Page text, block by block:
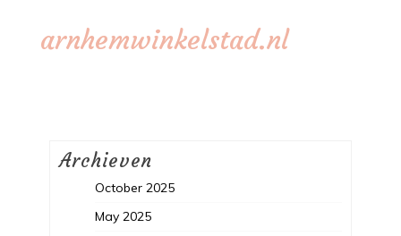
arnhemwinkelstad.nl
Archieven
October 2025
May 2025